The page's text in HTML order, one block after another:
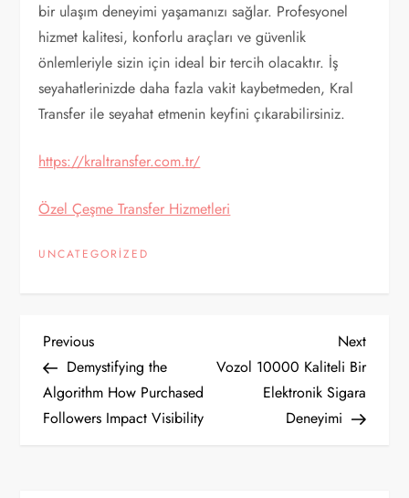
bir ulaşım deneyimi yaşamanızı sağlar. Profesyonel
hizmet kalitesi, konforlu araçları ve güvenlik
önlemleriyle sizin için ideal bir tercih olacaktır. İş
seyahatlerinizde daha fazla vakit kaybetmeden, Kral
Transfer ile seyahat etmenin keyfini çıkarabilirsiniz.
https://kraltransfer.com.tr/
Özel Çeşme Transfer Hizmetleri
UNCATEGORIZED
Y
a
z
Previous
Post
Previous
Demystifying the
Algorithm How Purchased
Followers Impact Visibility
Next
Post
Next
Vozol 10000 Kaliteli Bir
Elektronik Sigara
Deneyimi